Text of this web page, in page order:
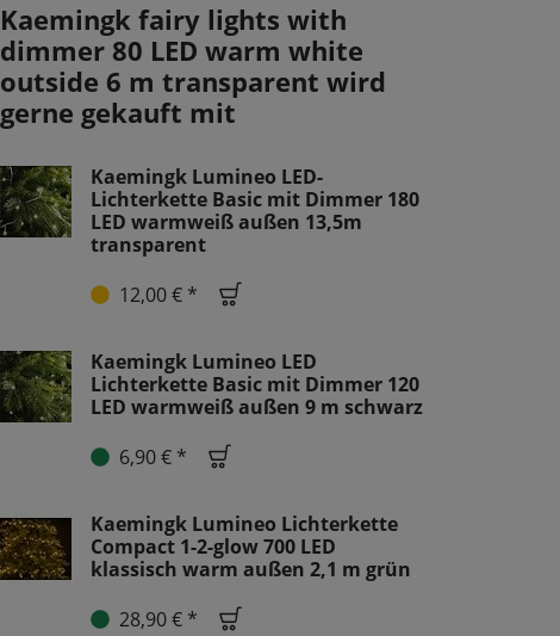
Kaemingk fairy lights with
dimmer 80 LED warm white
outside 6 m transparent wird
gerne gekauft mit
Kaemingk Lumineo LED-
Lichterkette Basic mit Dimmer 180
LED warmweiß außen 13,5m
transparent
12,00 € *
Kaemingk Lumineo LED
Lichterkette Basic mit Dimmer 120
LED warmweiß außen 9 m schwarz
6,90 € *
Kaemingk Lumineo Lichterkette
Compact 1-2-glow 700 LED
klassisch warm außen 2,1 m grün
28,90 € *